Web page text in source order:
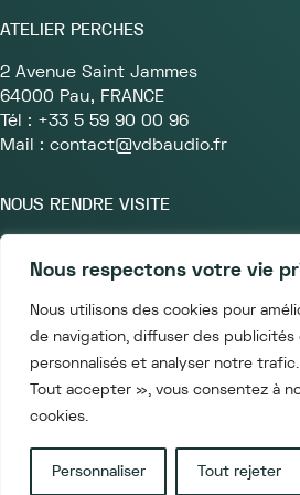
Nous respectons votre vie
Nous utilisons des cookies pour
de navigation, diffuser des publicités
personnalisés et analyser notre
Tout accepter », vous consentez à
cookies.
Personnaliser Tout rejeter
ATELIER PERCHES
2 Avenue Saint Jammes
64000 Pau, FRANCE
Tél : +33 5 59 90 00 96
Mail : contact@vdbaudio.fr
NOUS RENDRE VISITE
9h30 à 18h
75011 PARIS, FRANCE
Mentions légales